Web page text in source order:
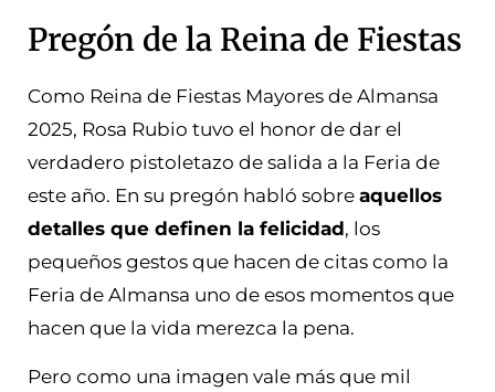
Pregón de la Reina de Fiestas
Como Reina de Fiestas Mayores de Almansa
2025, Rosa Rubio tuvo el honor de dar el
verdadero pistoletazo de salida a la Feria de
este año. En su pregón habló sobre aquellos
detalles que definen la felicidad, los
pequeños gestos que hacen de citas como la
Feria de Almansa uno de esos momentos que
hacen que la vida merezca la pena.
Pero como una imagen vale más que mil